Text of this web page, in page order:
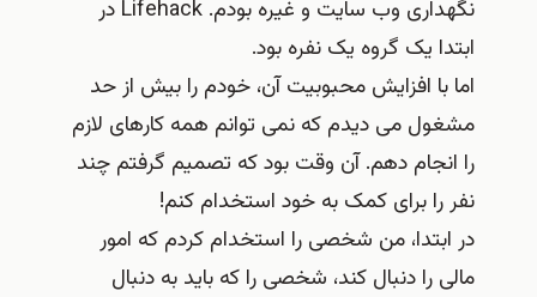
نگهداری وب سایت و غیره بودم. Lifehack در
ابتدا یک گروه یک نفره بود.
اما با افزایش محبوبیت آن، خودم را بیش از حد
مشغول می دیدم که نمی توانم همه کارهای لازم
را انجام دهم. آن وقت بود که تصمیم گرفتم چند
نفر را برای کمک به خود استخدام کنم!
در ابتدا، من شخصی را استخدام کردم که امور
مالی را دنبال کند، شخصی را که باید به دنبال